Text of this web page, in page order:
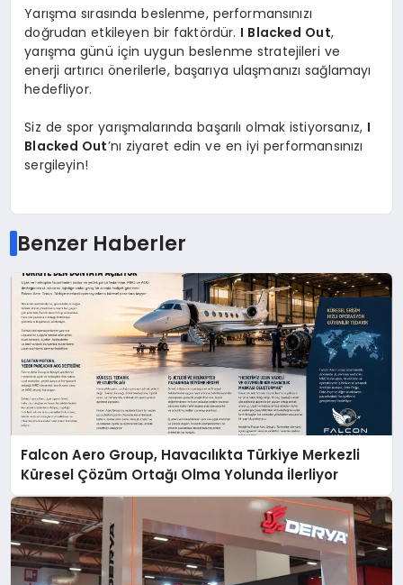
Yarışma sırasında beslenme, performansınızı
doğrudan etkileyen bir faktördür. I Blacked Out,
yarışma günü için uygun beslenme stratejileri ve
enerji artırıcı önerilerle, başarıya ulaşmanızı sağlamayı
hedefliyor.
Siz de spor yarışmalarında başarılı olmak istiyorsanız, I
Blacked Out’nı ziyaret edin ve en iyi performansınızı
sergileyin!
Benzer Haberler
Falcon Aero Group, Havacılıkta Türkiye Merkezli
Küresel Çözüm Ortağı Olma Yolunda İlerliyor